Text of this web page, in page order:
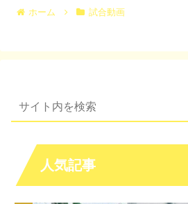
ホーム 試合動画
人気記事